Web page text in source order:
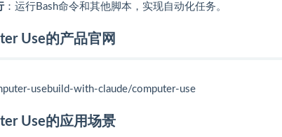
：运行Bash命令和其他脚本，实现自动化任务。
Use的产品官网
usebuild-with-claude/computer-use
Use的应用场景